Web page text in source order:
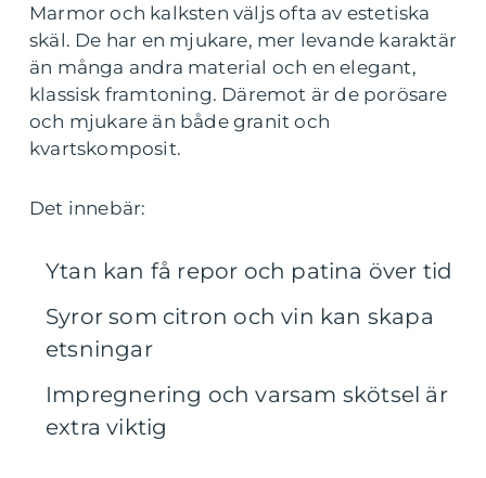
Marmor och kalksten väljs ofta av estetiska
skäl. De har en mjukare, mer levande karaktär
än många andra material och en elegant,
klassisk framtoning. Däremot är de porösare
och mjukare än både granit och
kvartskomposit.
Det innebär:
Ytan kan få repor och patina över tid
Syror som citron och vin kan skapa
etsningar
Impregnering och varsam skötsel är
extra viktig